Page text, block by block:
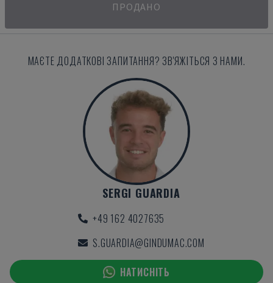
ПРОДАНО
МАЄТЕ ДОДАТКОВІ ЗАПИТАННЯ? ЗВ'ЯЖІТЬСЯ З НАМИ.
SERGI GUARDIA
+49 162 4027635
S.GUARDIA@GINDUMAC.COM
НАТИСНІТЬ